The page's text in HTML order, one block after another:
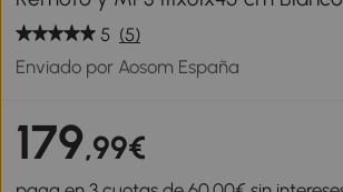
5 (5)
Enviado por Aosom España
179,99€